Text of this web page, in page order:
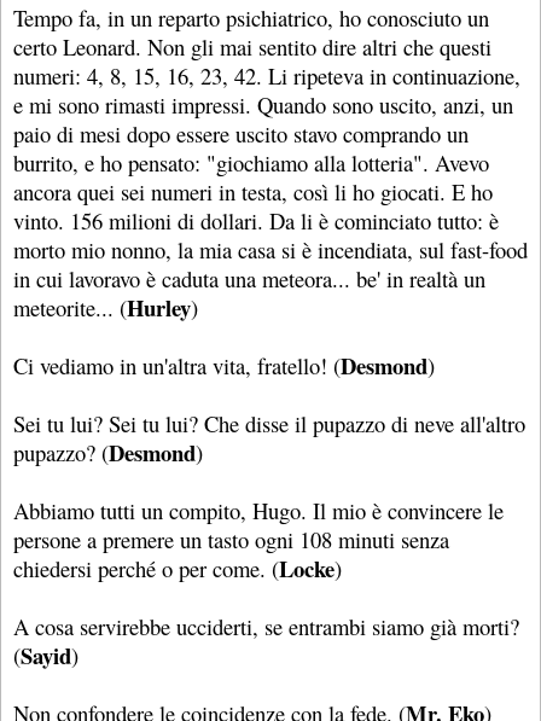
Tempo fa, in un reparto psichiatrico, ho conosciuto un
certo Leonard. Non gli mai sentito dire altri che questi
numeri: 4, 8, 15, 16, 23, 42. Li ripeteva in continuazione,
e mi sono rimasti impressi. Quando sono uscito, anzi, un
paio di mesi dopo essere uscito stavo comprando un
burrito, e ho pensato: "giochiamo alla lotteria". Avevo
ancora quei sei numeri in testa, così li ho giocati. E ho
vinto. 156 milioni di dollari. Da li è cominciato tutto: è
morto mio nonno, la mia casa si è incendiata, sul fast-food
in cui lavoravo è caduta una meteora... be' in realtà un
meteorite... (Hurley)
Ci vediamo in un'altra vita, fratello! (Desmond)
Sei tu lui? Sei tu lui? Che disse il pupazzo di neve all'altro
pupazzo? (Desmond)
Abbiamo tutti un compito, Hugo. Il mio è convincere le
persone a premere un tasto ogni 108 minuti senza
chiedersi perché o per come. (Locke)
A cosa servirebbe ucciderti, se entrambi siamo già morti?
(Sayid)
Non confondere le coincidenze con la fede. (Mr. Eko)